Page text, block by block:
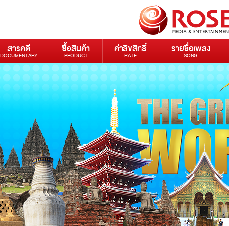
สารคดี
DOCUMENTARY
ซื้อสินค้า
PRODUCT
ค่าลิขสิทธิ์
RATE
รายชื่อเพลง
SONG